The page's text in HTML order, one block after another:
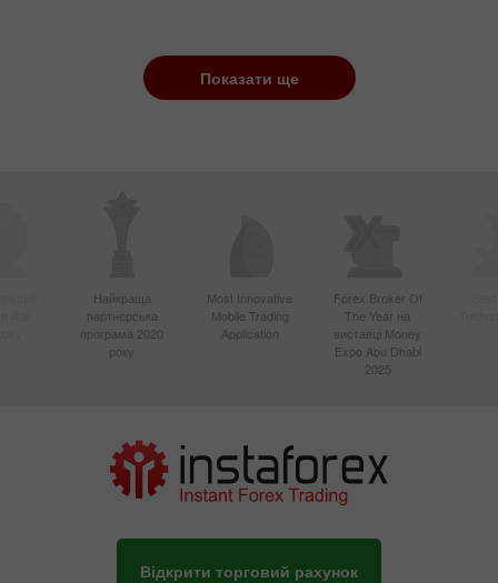
Показати ще
Найкраща
партнерська
програма 2020
року
Most Innovative
Mobile Trading
Application
Forex Broker Of
The Year на
виставці Money
Expo Abu Dhabi
2025
Відкрити торговий рахунок